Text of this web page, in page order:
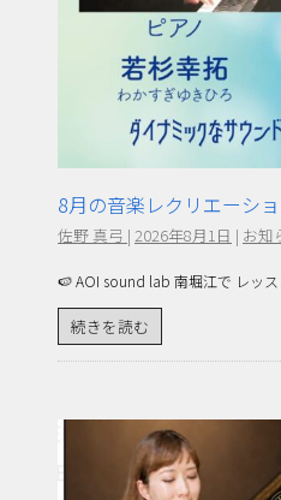
8月の音楽レクリエーシ
佐野 真弓 | 2026年8月1日 | お知
🍉 AOI sound lab 南堀江で レッ
続きを読む